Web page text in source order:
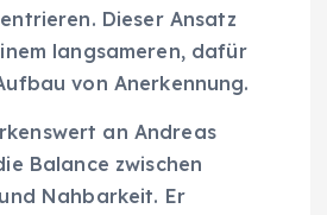
Dieser Ansatz
langsameren, dafür
von Anerkennung.
an Andreas
Balance zwischen
Nahbarkeit. Er